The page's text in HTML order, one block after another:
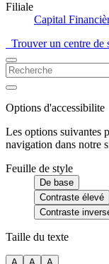
Filiale
Capital
Trouver un centre de
Options d'accessibilite
Les options suivantes
navigation dans notre
Feuille de style
De base
Contraste élevé
Contraste
Taille du texte